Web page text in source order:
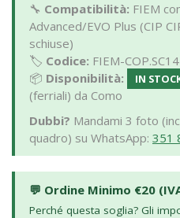
🔧 Compatibilità: FIEM
Advanced/EVO Plus (CIP
schiuse)
🏷️ Codice: FIEM-COP.SC14
📦 Disponibilità: IN
(ferriali) da Como
Dubbi? Mandami 3 foto
quadro) su WhatsApp: 351
💬 Ordine Minimo €20
Perché questa soglia? Gli